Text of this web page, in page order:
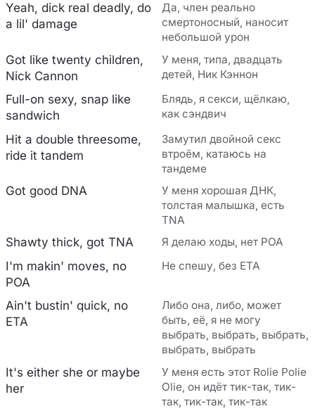
Yeah, dick real deadly, do
a lil' damage
Да, член реально
смертоносный, наносит
небольшой урон
Got like twenty children,
Nick Cannon
У меня, типа, двадцать
детей, Ник Кэннон
Full-on sexy, snap like
sandwich
Блядь, я секси, щёлкаю,
как сэндвич
Hit a double threesome,
ride it tandem
Замутил двойной секс
втроём, катаюсь на
тандеме
Got good DNA
У меня хорошая ДНК,
толстая малышка, есть
TNA
Shawty thick, got TNA Я делаю ходы, нет POA
I'm makin' moves, no
POA
Не спешу, без ETA
Ain't bustin' quick, no
ETA
Либо она, либо, может
быть, её, я не могу
выбрать, выбрать, выбрать,
выбрать, выбрать
It's either she or maybe
her
У меня есть этот Rolie Polie
Olie, он идёт тик-так, тик-
так, тик-так, тик-так